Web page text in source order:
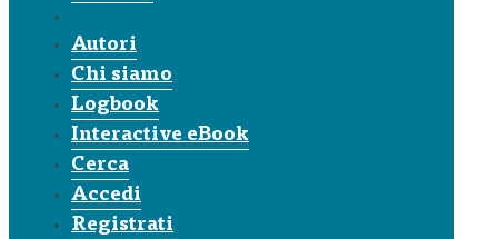
Autori
Chi siamo
Logbook
Interactive eBook
Cerca
Accedi
Registrati